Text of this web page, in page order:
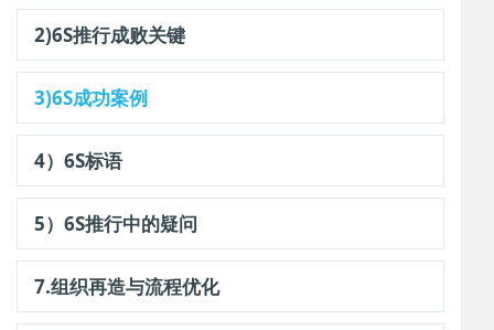
2)6S推行成败关键
3)6S成功案例
4）6S标语
5）6S推行中的疑问
7.组织再造与流程优化